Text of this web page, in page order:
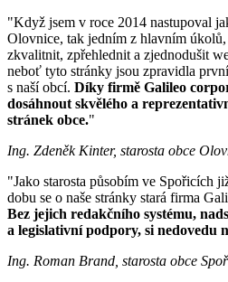
"Když jsem v roce 2014 nastupoval
Olovnice, tak jedním z hlavním
zkvalitnit, zpřehlednit a zjednodušit
neboť tyto stránky jsou zpravidla
s naší obcí. Díky firmě Galileo
dosáhnout skvělého a
stránek obce."
Ing. Zdeněk Kinter, starosta obce
"Jako starosta působím ve Spořicích
dobu se o naše stránky stará firma
Bez jejich redakčního systému,
a legislativní podpory, si nedovedu
Ing. Roman Brand, starosta obce